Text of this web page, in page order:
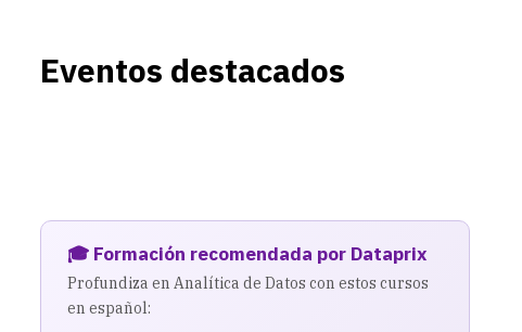
Eventos destacados
🎓 Formación recomendada por Dataprix
Profundiza en Analítica de Datos con estos cursos
en español: